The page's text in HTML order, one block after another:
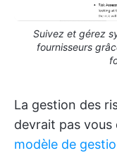
Suivez et gérez
fournisseurs
La gestion des
devrait pas vous
modèle de